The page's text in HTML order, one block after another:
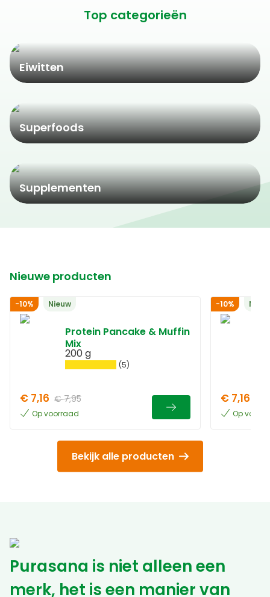
Top categorieën
Eiwitten
Superfoods
Supplementen
Nieuwe producten
-10% Nieuw
Protein Pancake & Muffin
Mix
200 g
(5)
€ 7,16 € 7,95
Op voorraad
-10%
€ 7,16
Op
Bekijk alle producten
Purasana is niet alleen een
merk, het is een manier van